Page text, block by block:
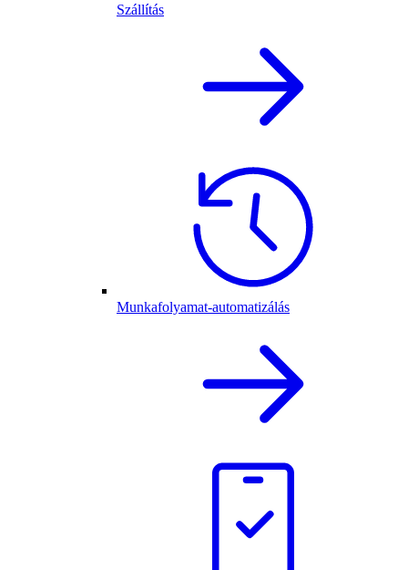
Szállítás
Munkafolyamat-automatizálás